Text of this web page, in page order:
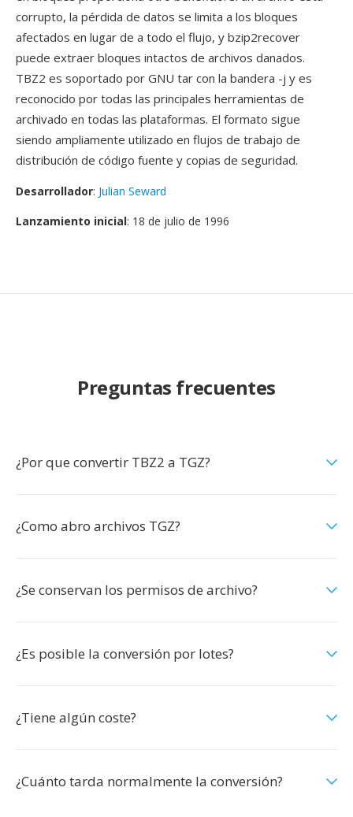
corrupto, la pérdida de datos se limita a los bloques
afectados en lugar de a todo el flujo, y bzip2recover
puede extraer bloques intactos de archivos danados.
TBZ2 es soportado por GNU tar con la bandera -j y es
reconocido por todas las principales herramientas de
archivado en todas las plataformas. El formato sigue
siendo ampliamente utilizado en flujos de trabajo de
distribución de código fuente y copias de seguridad.
Desarrollador: Julian Seward
Lanzamiento inicial: 18 de julio de 1996
Preguntas frecuentes
¿Por que convertir TBZ2 a TGZ?
¿Como abro archivos TGZ?
¿Se conservan los permisos de archivo?
¿Es posible la conversión por lotes?
¿Tiene algún coste?
¿Cuánto tarda normalmente la conversión?